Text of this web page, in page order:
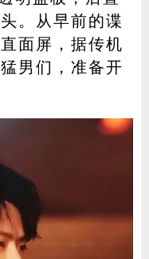
。从早前的谍
面屏，据传机
男们，准备开